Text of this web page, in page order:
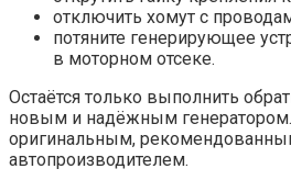
отключить хомут с
потяните генерирующее
в моторном отсеке.
Остаётся только выполнить
новым и надёжным
оригинальным,
автопроизводителем.